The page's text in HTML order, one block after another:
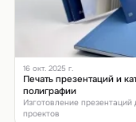
16 окт. 2025 г.
Печать презентаций и
полиграфии
Изготовление
проектов